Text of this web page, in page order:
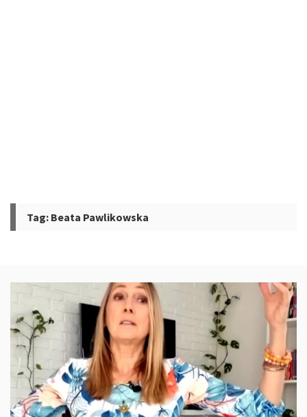
Tag: Beata Pawlikowska